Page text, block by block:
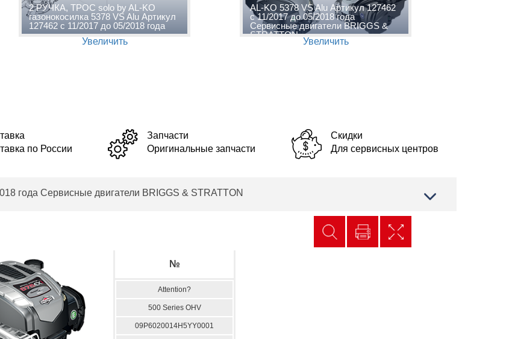
2 РУЧКА, ТРОС solo by AL-KO
газонокосилка 5378 VS Alu Артикул
127462 с 11/2017 до 05/2018 года
Увеличить
AL-KO 5378 VS Alu Артикул 127462
с 11/2017 до 05/2018 года
Сервисные двигатели BRIGGS &
STRATTON
Увеличить
по России
Запчасти
Оригинальные запчасти
Скидки
Для сервисных центров
года Сервисные двигатели BRIGGS & STRATTON
№
Attention?
500 Series OHV
09P6020014H5YY0001